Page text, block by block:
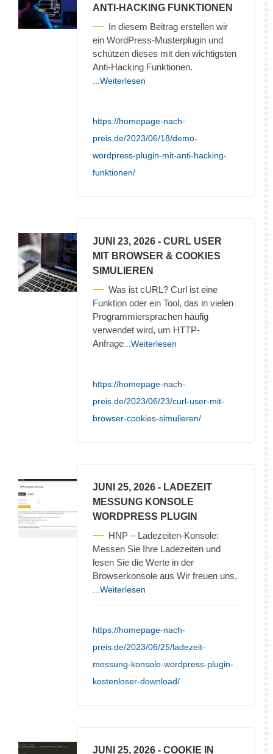
ANTI-HACKING FUNKTIONEN
In diesem Beitrag erstellen wir
ein WordPress-Musterplugin und
schützen dieses mit den wichtigsten
Anti-Hacking Funktionen.
...Weiterlesen
https://homepage-nach-
preis.de/2023/06/18/demo-
wordpress-plugin-mit-anti-hacking-
funktionen/
JUNI 23, 2026 - CURL USER
MIT BROWSER & COOKIES
SIMULIEREN
Was ist cURL? Curl ist eine
Funktion oder ein Tool, das in vielen
Programmiersprachen häufig
verwendet wird, um HTTP-
Anfrage ...Weiterlesen
https://homepage-nach-
preis.de/2023/06/23/curl-user-mit-
browser-cookies-simulieren/
JUNI 25, 2026 - LADEZEIT
MESSUNG KONSOLE
WORDPRESS PLUGIN
HNP – Ladezeiten-Konsole:
Messen Sie Ihre Ladezeiten und
lesen Sie die Werte in der
Browserkonsole aus Wir freuen uns,
...Weiterlesen
https://homepage-nach-
preis.de/2023/06/25/ladezeit-
messung-konsole-wordpress-plugin-
kostenloser-download/
JUNI 25, 2026 - COOKIE IN